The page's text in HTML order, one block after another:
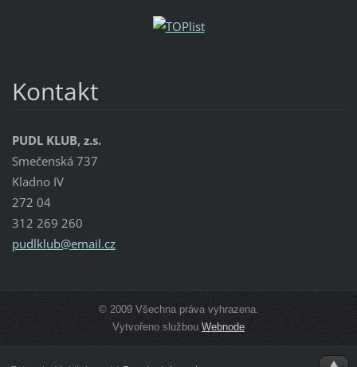
Kontakt
PUDL KLUB, z.s.
Smečenská 737
Kladno IV
272 04
312 269 260
pudlklub@email.cz
© 2009 Všechna práva vyhrazena.
Vytvořeno službou Webnode